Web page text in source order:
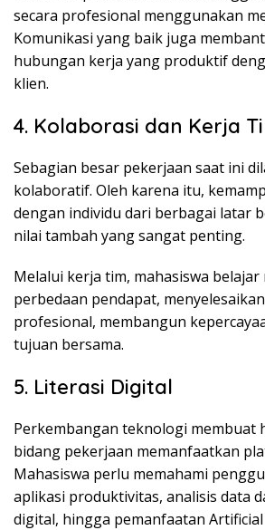
secara profesional menggunakan
Komunikasi yang baik juga
hubungan kerja yang produktif
klien.
4. Kolaborasi dan Kerja
Sebagian besar pekerjaan saat ini
kolaboratif. Oleh karena itu,
dengan individu dari berbagai latar
nilai tambah yang sangat penting.
Melalui kerja tim, mahasiswa
perbedaan pendapat,
profesional, membangun
tujuan bersama.
5. Literasi Digital
Perkembangan teknologi membuat
bidang pekerjaan memanfaatkan
Mahasiswa perlu memahami
aplikasi produktivitas, analisis data
digital, hingga pemanfaatan